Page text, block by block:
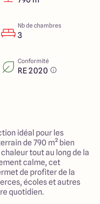
Nb de chambres
3
Conformité
RE 2020
idéal pour les
de 790 m² bien
tout au long de la
calme, cet
de profiter de la
écoles et autres
quotidien.